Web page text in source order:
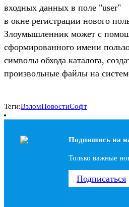
входных данных в поле "user"
в окне регистрации нового
Злоумышленник может с
сформированного имени
символы обхода каталога,
произвольные файлы на
Теги:ВзломНовостиСофт
Подпишись на
Только важные
Подписаться